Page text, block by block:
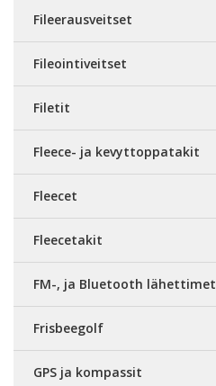
Fileerausveitset
Fileointiveitset
Filetit
Fleece- ja kevyttoppatakit
Fleecet
Fleecetakit
FM-, ja Bluetooth lähettimet
Frisbeegolf
GPS ja kompassit